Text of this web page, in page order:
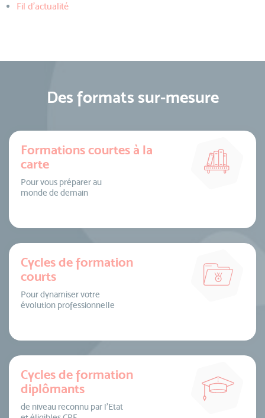
Fil d’actualité
Des formats sur-mesure
Formations courtes à la
carte
Pour vous préparer au
monde de demain
Cycles de formation
courts
Pour dynamiser votre
évolution professionnelle
Cycles de formation
diplômants
de niveau reconnu par l’Etat